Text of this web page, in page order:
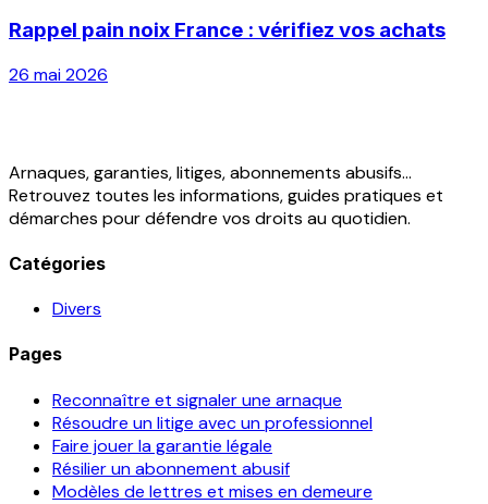
Rappel pain noix France : vérifiez vos achats
26 mai 2026
Arnaques, garanties, litiges, abonnements abusifs...
Retrouvez toutes les informations, guides pratiques et
démarches pour défendre vos droits au quotidien.
Catégories
Divers
Pages
Reconnaître et signaler une arnaque
Résoudre un litige avec un professionnel
Faire jouer la garantie légale
Résilier un abonnement abusif
Modèles de lettres et mises en demeure